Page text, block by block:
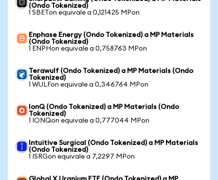
(Ondo Tokenized)
1 SBETon equivale a 0,121425 MPon
Enphase Energy (Ondo Tokenized) a MP Materials
(Ondo Tokenized)
1 ENPHon equivale a 0,758763 MPon
Terawulf (Ondo Tokenized) a MP Materials (Ondo
Tokenized)
1 WULFon equivale a 0,346764 MPon
IonQ (Ondo Tokenized) a MP Materials (Ondo
Tokenized)
1 IONQon equivale a 0,777044 MPon
Intuitive Surgical (Ondo Tokenized) a MP Materials
(Ondo Tokenized)
1 ISRGon equivale a 7,2297 MPon